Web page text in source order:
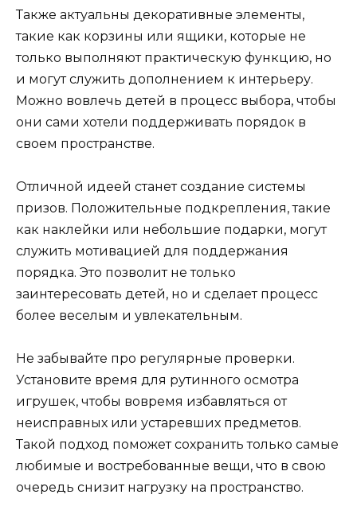
Также актуальны декоративные элементы,
такие как корзины или ящики, которые не
только выполняют практическую функцию, но
и могут служить дополнением к интерьеру.
Можно вовлечь детей в процесс выбора, чтобы
они сами хотели поддерживать порядок в
своем пространстве.
Отличной идеей станет создание системы
призов. Положительные подкрепления, такие
как наклейки или небольшие подарки, могут
служить мотивацией для поддержания
порядка. Это позволит не только
заинтересовать детей, но и сделает процесс
более веселым и увлекательным.
Не забывайте про регулярные проверки.
Установите время для рутинного осмотра
игрушек, чтобы вовремя избавляться от
неисправных или устаревших предметов.
Такой подход поможет сохранить только самые
любимые и востребованные вещи, что в свою
очередь снизит нагрузку на пространство.